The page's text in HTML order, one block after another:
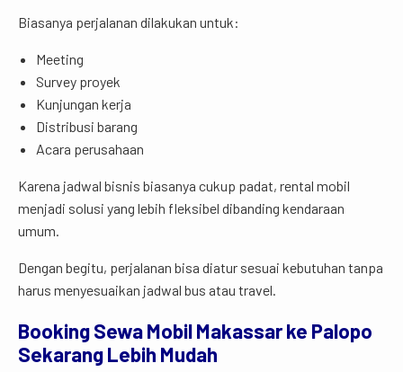
Biasanya perjalanan dilakukan untuk:
Meeting
Survey proyek
Kunjungan kerja
Distribusi barang
Acara perusahaan
Karena jadwal bisnis biasanya cukup padat, rental mobil
menjadi solusi yang lebih fleksibel dibanding kendaraan
umum.
Dengan begitu, perjalanan bisa diatur sesuai kebutuhan tanpa
harus menyesuaikan jadwal bus atau travel.
Booking Sewa Mobil Makassar ke Palopo
Sekarang Lebih Mudah